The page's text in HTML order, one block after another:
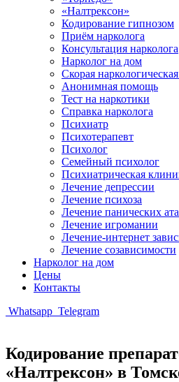
«Налтрексон»
Кодирование гипнозом
Приём нарколога
Консультация нарколога
Нарколог на дом
Скорая
Анонимная помощь
Тест на наркотики
Справка нарколога
Психиатр
Психотерапевт
Психолог
Семейный психолог
Психиатрическая
Лечение депрессии
Лечение психоза
Лечение панических
Лечение игромании
Лечение-интернет
Лечение созависимости
Нарколог на дом
Цены
Контакты
Whatsapp Telegram
Кодирование
«Налтрексон» в